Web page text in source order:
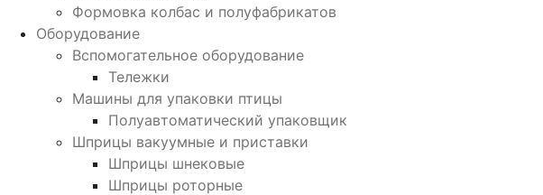
Формовка колбас и полуфабрикатов
Оборудование
Вспомогательное оборудование
Тележки
Машины для упаковки птицы
Полуавтоматический упаковщик
Шприцы вакуумные и приставки
Шприцы шнековые
Шприцы роторные